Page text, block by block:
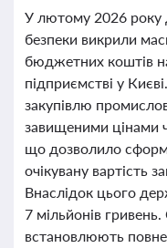
У лютому 2026 року
безпеки викрили
бюджетних коштів
підприємстві у
закупівлю
завищеними цінами
що дозволило
очікувану вартість
Внаслідок цього
7 мільйонів
встановлюють